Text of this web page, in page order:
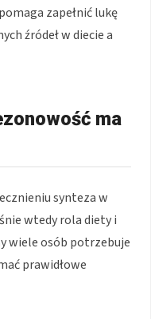
zapełnić lukę
źródeł w diecie a
ma
synteza w
wtedy rola diety i
wiele osób potrzebuje
prawidłowe